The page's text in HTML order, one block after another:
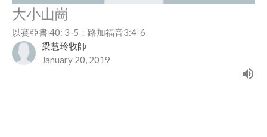
大小山崗
以賽亞書 40: 3-5；路加福音3:4-6
梁慧玲牧師
January 20, 2019